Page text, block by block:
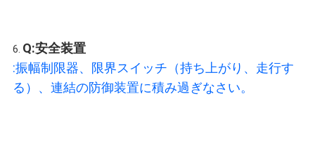
6. Q:安全装置
:振幅制限器、限界スイッチ（持ち上がり、走行す
る）、連結の防御装置に積み過ぎなさい。